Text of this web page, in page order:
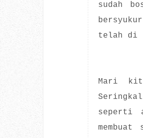
sudah
telah di
Mari
seperti